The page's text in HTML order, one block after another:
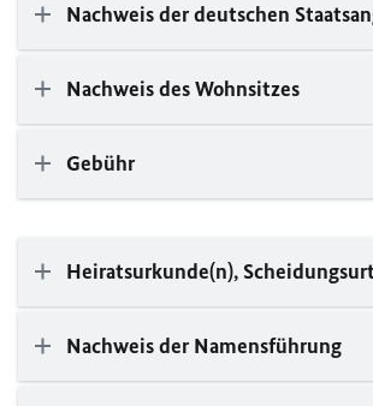
Nachweis der deutschen
Nachweis des Wohnsitzes
Gebühr
Heiratsurkunde(n),
Nachweis der Namensführung